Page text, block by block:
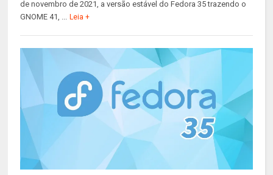
de novembro de 2021, a versão estável do Fedora 35 trazendo o
GNOME 41, ... Leia +